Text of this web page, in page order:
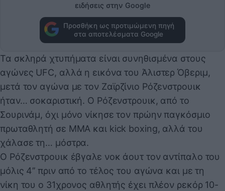
ειδήσεις στην Google
Προσθήκη ως προτιμώμενη πηγή
στα αποτελέσματα Google
Τα σκληρά χτυπήματα είναι συνηθισμένα στους
αγώνες UFC, αλλά η εικόνα του Άλιστερ Όβεριμ,
μετά τον αγώνα με τον Ζαϊρζίνιο Ρόζενστρουικ
ήταν… σοκαριστική. Ο Ρόζενστρουικ, από το
Σουρινάμ, όχι μόνο νίκησε τον πρώην παγκόσμιο
πρωταθλητή σε MMA και kick boxing, αλλά του
χάλασε τη… μόστρα.
Ο Ρόζενστρουικ έβγαλε νοκ άουτ τον αντίπαλο του
μόλις 4’’ πριν από το τέλος του αγώνα και με τη
νίκη του ο 31χρονος αθλητής έχει πλέον ρεκόρ 10-